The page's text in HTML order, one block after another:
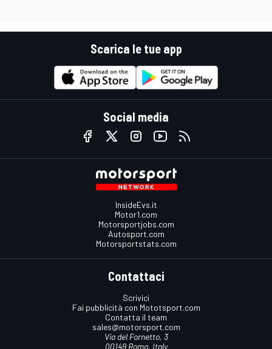
Scarica le tue app
Social media
InsideEvs.it
Motor1.com
Motorsportjobs.com
Autosport.com
Motorsportstats.com
Contattaci
Scrivici
Fai pubblicità con Mototsport.com
Contatta il team
sales@motorsport.com
Via del Fornetto, 3
00149 Roma, Italy